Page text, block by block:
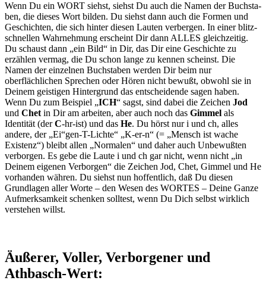
Wenn Du ein WORT siehst, siehst Du auch die Namen der Buchsta­
ben, die dieses Wort bilden. Du siehst dann auch die Formen und
Ge­schichten, die sich hinter diesen Lauten verbergen. In einer blitz­
schnellen Wahrnehmung erscheint Dir dann ALLES gleichzeitig.
Du schaust dann „ein Bild“ in Dir, das Dir eine Geschichte zu
erzählen vermag, die Du schon lange zu kennen scheinst. Die
Namen der ein­zelnen Buchstaben werden Dir beim nur
oberflächlichen Sprechen oder Hören nicht bewußt, obwohl sie in
Deinem geistigen Hintergrund das entscheidende sagen haben.
Wenn Du zum Beispiel „ICH“ sagst, sind dabei die Zeichen Jod
und Chetin Dir am arbeiten, aber auch noch das Gimmel als
Identität (derC-hr-ist) und das He. Du hörst nur i und ch, alles
andere, der „Ei“gen-T-Lichte“ „K-er-n“ (= „Mensch ist wache
Existenz“) bleibt allen „Normalen“ und daher auch Unbewuß­ten
verborgen. Es gebe die Laute i und ch gar nicht, wenn nicht „in
Deinem eigenen Verborgen“ die Zeichen Jod, Chet, Gimmel und He
vorhanden währen. Du siehst nun hoffentlich, daß Du diesen
Grundla­gen aller Worte – den Wesen des WORTES – Deine Ganze
Aufmerk­samkeit schenken solltest, wenn Du Dich selbst wirklich
verstehen willst.
Äußerer, Voller, Verborgener und
Athbasch-Wert: